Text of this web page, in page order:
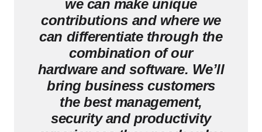
we can make unique
contributions and where we
can differentiate through the
combination of our
hardware and software. We’ll
bring business customers
the best management,
security and productivity